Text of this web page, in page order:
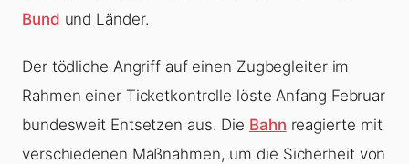
Bund und Länder.
Der tödliche Angriff auf einen Zugbegleiter im
Rahmen einer Ticketkontrolle löste Anfang Februar
bundesweit Entsetzen aus. Die Bahn reagierte mit
verschiedenen Maßnahmen, um die Sicherheit von